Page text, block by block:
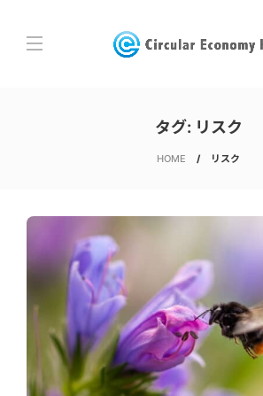
タグ: リスク
HOME リスク